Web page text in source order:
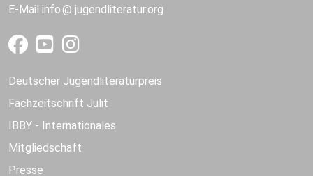
E-Mail info jugendliteratur.org
Deutscher Jugendliteraturpreis
Fachzeitschrift Julit
IBBY - Internationales
Mitgliedschaft
Presse